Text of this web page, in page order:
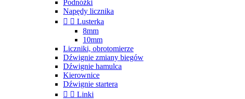
Podnóżki
Napędy licznika
  Lusterka
8mm
10mm
Liczniki, obrotomierze
Dźwignie zmiany biegów
Dźwignie hamulca
Kierownice
Dźwignie startera
  Linki